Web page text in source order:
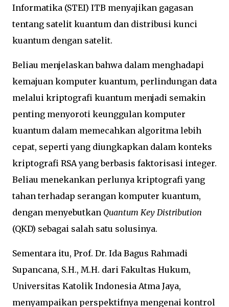
Informatika (STEI) ITB menyajikan gagasan
tentang satelit kuantum dan distribusi kunci
kuantum dengan satelit.
Beliau menjelaskan bahwa dalam menghadapi
kemajuan komputer kuantum, perlindungan data
melalui kriptografi kuantum menjadi semakin
penting menyoroti keunggulan komputer
kuantum dalam memecahkan algoritma lebih
cepat, seperti yang diungkapkan dalam konteks
kriptografi RSA yang berbasis faktorisasi integer.
Beliau menekankan perlunya kriptografi yang
tahan terhadap serangan komputer kuantum,
dengan menyebutkan Quantum Key Distribution
(QKD) sebagai salah satu solusinya.
Sementara itu, Prof. Dr. Ida Bagus Rahmadi
Supancana, S.H., M.H. dari Fakultas Hukum,
Universitas Katolik Indonesia Atma Jaya,
menyampaikan perspektifnya mengenai kontrol